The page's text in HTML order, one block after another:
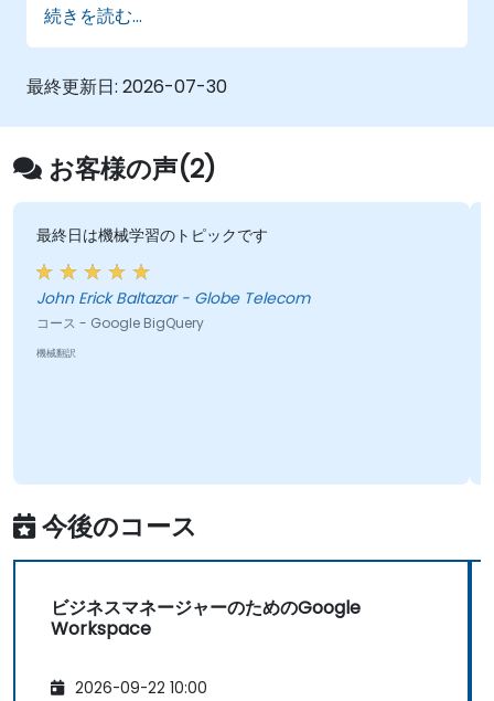
続きを読む...
最終更新日: 2026-07-30
お客様の声(2)
最終日は機械学習のトピックです
John Erick Baltazar - Globe Telecom
コース - Google BigQuery
機械翻訳
今後のコース
ビジネスマネージャーのためのGoogle
Workspace
2026-09-22 10:00